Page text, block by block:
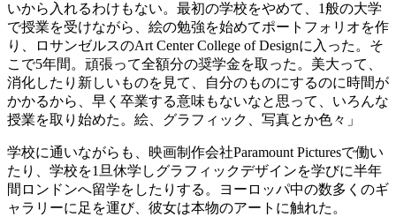
いから入れるわけもない。最初の学校をやめて、 1般の大学
で授業を受けながら、絵の勉強を始めてポートフォリオを作
り、ロサンゼルスのArt Center College of Designに入った。そ
こで5年間。頑張って全額分の奨学金を取った。美大って、
消化したり新しいものを見て、自分のものにするのに時間が
かかるから、早く卒業する意味もないなと思って、いろんな
授業を取り始めた。絵、グラフィック、写真とか色々」
学校に通いながらも、映画制作会社Paramount Picturesで働い
たり、学校を1 旦休学しグラフィックデザインを学びに半年
間ロンドンへ留学をしたりする。ヨーロッパ中の数多くのギ
ャラリーに足を運び、彼女は本物のアートに触れた。